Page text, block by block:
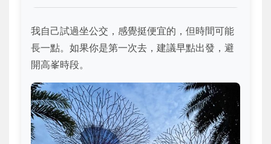
我自己試過坐公交，感覺挺便宜的，但時間可能
長一點。如果你是第一次去，建議早點出發，避
開高峯時段。